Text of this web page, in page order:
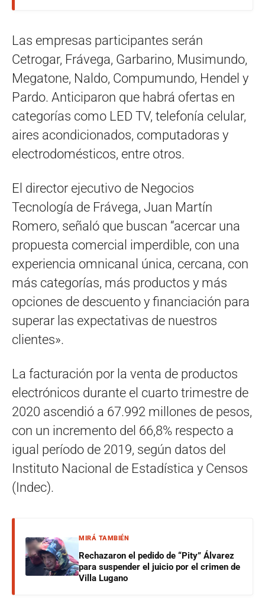
Las empresas participantes serán
Cetrogar, Frávega, Garbarino, Musimundo,
Megatone, Naldo, Compumundo, Hendel y
Pardo. Anticiparon que habrá ofertas en
categorías como LED TV, telefonía celular,
aires acondicionados, computadoras y
electrodomésticos, entre otros.
El director ejecutivo de Negocios
Tecnología de Frávega, Juan Martín
Romero, señaló que buscan “acercar una
propuesta comercial imperdible, con una
experiencia omnicanal única, cercana, con
más categorías, más productos y más
opciones de descuento y financiación para
superar las expectativas de nuestros
clientes».
La facturación por la venta de productos
electrónicos durante el cuarto trimestre de
2020 ascendió a 67.992 millones de pesos,
con un incremento del 66,8% respecto a
igual período de 2019, según datos del
Instituto Nacional de Estadística y Censos
(Indec).
MIRÁ TAMBIÉN
Rechazaron el pedido de “Pity” Álvarez
para suspender el juicio por el crimen de
Villa Lugano